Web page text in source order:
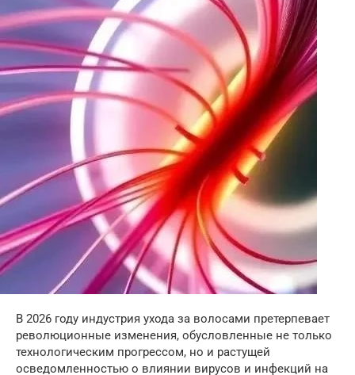
В 2026 году индустрия ухода за волосами претерпевает
революционные изменения, обусловленные не только
технологическим прогрессом, но и растущей
осведомленностью о влиянии вирусов и инфекций на